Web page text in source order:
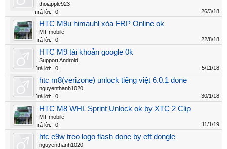
thoiapple923
Trả lời:
0 26/3/18
HTC M9u himauhl xóa FRP Online ok
MT mobile
Trả lời:
0 22/8/18
HTC M9 tài khoản google 0k
Support Android
Trả lời:
0 5/11/18
htc m8(verizone) unlock tiếng việt 6.0.1 done
nguyenthanh1020
Trả lời:
0 30/1/18
HTC M8 WHL Sprint Unlock ok by XTC 2 Clip
MT mobile
Trả lời:
0 11/1/19
htc e9w treo logo flash done by eft dongle
nguyenthanh1020